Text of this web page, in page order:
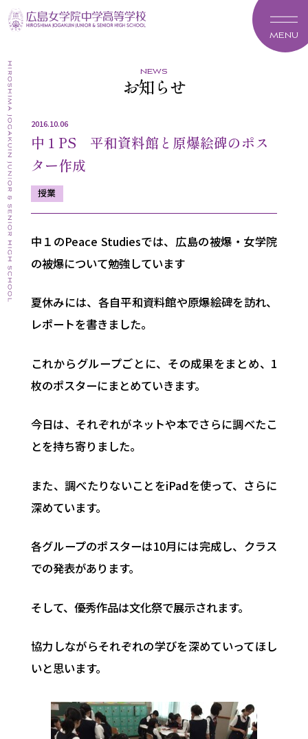
MENU
news
お知らせ
2016.10.06
中１PS 平和資料館と原爆絵碑のポス
ター作成
授業
中１のPeace Studiesでは、広島の被爆・女学院
の被爆について勉強しています
夏休みには、各自平和資料館や原爆絵碑を訪れ、
レポートを書きました。
これからグループごとに、その成果をまとめ、1
枚のポスターにまとめていきます。
今日は、それぞれがネットや本でさらに調べたこ
とを持ち寄りました。
また、調べたりないことをiPadを使って、さらに
深めています。
各グループのポスターは10月には完成し、クラス
での発表があります。
そして、優秀作品は文化祭で展示されます。
協力しながらそれぞれの学びを深めていってほし
いと思います。